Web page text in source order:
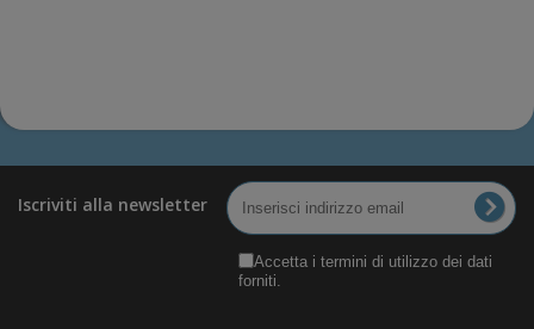
Iscriviti alla newsletter
Accetta i termini di utilizzo dei dati
forniti.